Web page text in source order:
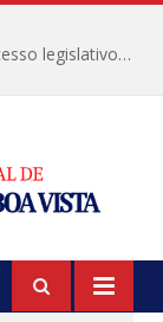
Câmara Municipal informa calendário de recesso legislativo de julho